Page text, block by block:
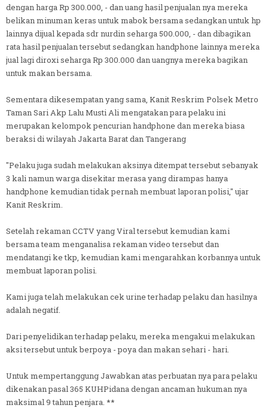
dengan harga Rp 300.000, - dan uang hasil penjualan nya mereka
belikan minuman keras untuk mabok bersama sedangkan untuk hp
lainnya dijual kepada sdr nurdin seharga 500.000, - dan dibagikan
rata hasil penjualan tersebut sedangkan handphone lainnya mereka
jual lagi diroxi seharga Rp 300.000 dan uangnya mereka bagikan
untuk makan bersama.
Sementara dikesempatan yang sama, Kanit Reskrim Polsek Metro
Taman Sari Akp Lalu Musti Ali mengatakan para pelaku ini
merupakan kelompok pencurian handphone dan mereka biasa
beraksi di wilayah Jakarta Barat dan Tangerang
"Pelaku juga sudah melakukan aksinya ditempat tersebut sebanyak
3 kali namun warga disekitar merasa yang dirampas hanya
handphone kemudian tidak pernah membuat laporan polisi," ujar
Kanit Reskrim.
Setelah rekaman CCTV yang Viral tersebut kemudian kami
bersama team menganalisa rekaman video tersebut dan
mendatangi ke tkp, kemudian kami mengarahkan korbannya untuk
membuat laporan polisi.
Kami juga telah melakukan cek urine terhadap pelaku dan hasilnya
adalah negatif.
Dari penyelidikan terhadap pelaku, mereka mengakui melakukan
aksi tersebut untuk berpoya - poya dan makan sehari - hari.
Untuk mempertanggung Jawabkan atas perbuatan nya para pelaku
dikenakan pasal 365 KUHPidana dengan ancaman hukuman nya
maksimal 9 tahun penjara. **